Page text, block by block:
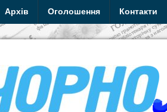
Архів Оголошення Контакти